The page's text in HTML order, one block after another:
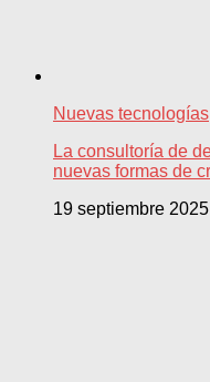
Nuevas tecnologías
La consultoría de
nuevas formas de
19 septiembre 2025